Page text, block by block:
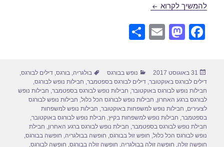
להמשיך לקרוא חבילות נופש לבורגס בספטמבר 03/09/2017
F
e
b
o
o
M
o
d
o
n
E
e
פורסם
בתאריך
31 באוגוסט 2017 קטגוריות
נופש בבורגס תגיות
בולגריה בורגס ,דילים לבורגס
דילים לבורגס באוקטובר ,דילים לבורגס בספטמבר חבילות נופש לבורגס
חבילות נופש לבורגס באוקטובר חבילות נופש לבורגס בספטמבר חבילות נופש
לבורגס ברגע האחרון חבילות נופש לבורגס הכל כלול חבילות נופש לבורגס
לצעירים חבילות נופש למשפחות באוקטובר חבילות נופש למשפחות
בספטמבר חבילות נופש למשפחות בקיץ חבילת נופש לבורגס באוקטובר
חבילת נופש לבורגס בספטמבר חבילת נופש לבורגס ברגע האחרון חבילת
נופש לבורגס הכל כלול חופש זול בבורגס חופשה בבולגריה חופשה בבורגס
חופשה זולה חופשה זולה בבולגריה חופשה זולה בבורגס חופשה לבורגס